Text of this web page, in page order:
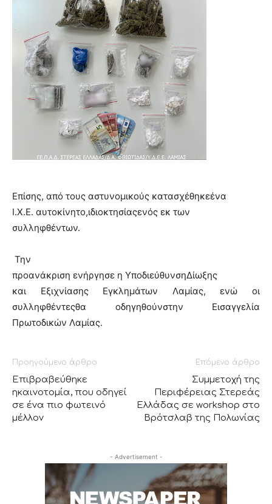
Επίσης, από τους αστυνομικούς κατασχέθηκεένα
Ι.Χ.Ε. αυτοκίνητο,ιδιοκτησίαςενός εκ των
συλληφθέντων.
Την
προανάκριση ενήργησε η ΥποδιεύθυνσηΔίωξης
και Εξιχνίασης Εγκλημάτων Λαμίας, ενώ οι
συλληφθέντεςθα οδηγηθούνστην Εισαγγελία
Πρωτοδικών Λαμίας.
Προηγούμενο άρθρο
Επιβραβεύθηκε
ηκαινοτομία, που οδηγεί
σε ένα πιο φωτεινό
μέλλον
Επόμενο άρθρο
Συμμετοχή της
Περιφέρειας Στερεάς
Ελλάδας σε workshop στο
Βρότσλαβ της Πολωνίας
- Advertisement -